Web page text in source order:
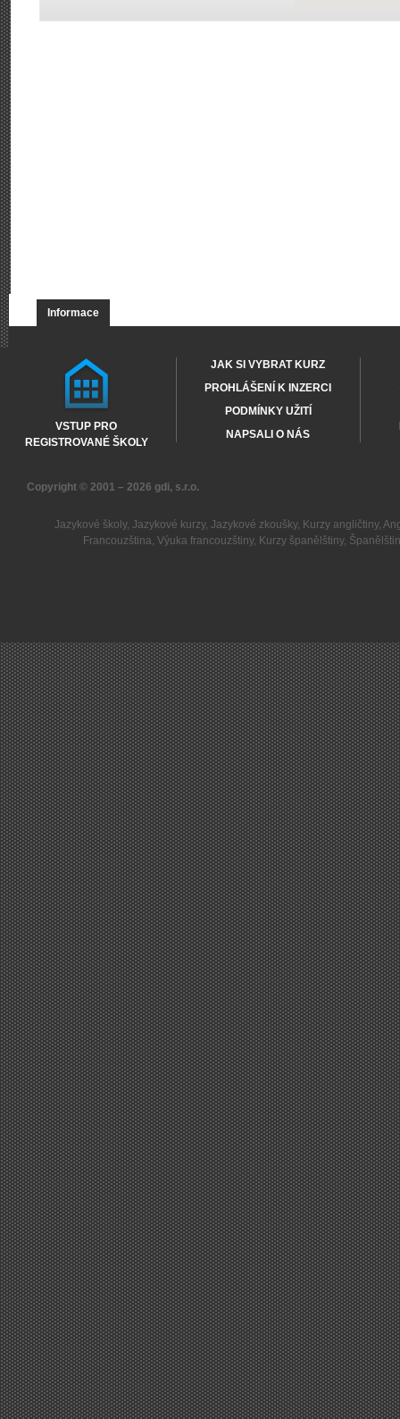
Informace
VSTUP PRO
REGISTROVANÉ ŠKOLY
JAK SI VYBRAT KURZ
PROHLÁŠENÍ K INZERCI
PODMÍNKY UŽITÍ
NAPSALI O NÁS
Copyright © 2001 – 2026 gdi, s.r.o.
Jazykové školy, Jazykové kurzy, Jazykové zkoušky, Kurzy angličtiny,
Francouzština,Výuka francouzštiny, Kurzy španělštiny,